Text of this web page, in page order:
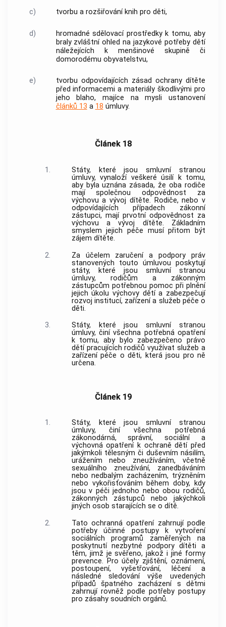
c) tvorbu a rozšiřování knih pro děti,
d)
hromadné sdělovací prostředky k tomu, aby
braly zvláštní ohled na jazykové potřeby dětí
náležejících k menšinové skupině či
domorodému obyvatelstvu,
e)
tvorbu odpovídajících zásad ochrany dítěte
před informacemi a materiály škodlivými pro
jeho blaho, majíce na mysli ustanovení
článků 13 a 18 úmluvy.
Článek 18
1.
Státy, které jsou smluvní stranou
úmluvy, vynaloží veškeré úsilí k tomu,
aby byla uznána zásada, že oba rodiče
mají společnou odpovědnost za
výchovu a vývoj dítěte. Rodiče, nebo v
odpovídajících případech zákonní
zástupci, mají prvotní odpovědnost za
výchovu a vývoj dítěte. Základním
smyslem jejich péče musí přitom být
zájem dítěte.
2.
Za účelem zaručení a podpory práv
stanovených touto úmluvou poskytují
státy, které jsou smluvní stranou
úmluvy, rodičům a zákonným
zástupcům potřebnou pomoc při plnění
jejich úkolu výchovy dětí a zabezpečují
rozvoj institucí, zařízení a služeb péče o
děti.
3.
Státy, které jsou smluvní stranou
úmluvy, činí všechna potřebná opatření
k tomu, aby bylo zabezpečeno právo
dětí pracujících rodičů využívat služeb a
zařízení péče o děti, která jsou pro ně
určena.
Článek 19
1.
Státy, které jsou smluvní stranou
úmluvy, činí všechna potřebná
zákonodárná, správní, sociální a
výchovná opatření k ochraně dětí před
jakýmkoli tělesným či duševním násilím,
urážením nebo zneužíváním, včetně
sexuálního zneužívání, zanedbáváním
nebo nedbalým zacházením, trýzněním
nebo vykořisťováním během doby, kdy
jsou v péči jednoho nebo obou rodičů,
zákonných zástupců nebo jakýchkoli
jiných osob starajících se o dítě.
2.
Tato ochranná opatření zahrnují podle
potřeby účinné postupy k vytvoření
sociálních programů zaměřených na
poskytnutí nezbytné podpory dítěti a
těm, jimž je svěřeno, jakož i jiné formy
prevence. Pro účely zjištění, oznámení,
postoupení, vyšetřování, léčení a
následné sledování výše uvedených
případů špatného zacházení s dětmi
zahrnují rovněž podle potřeby postupy
pro zásahy soudních orgánů.